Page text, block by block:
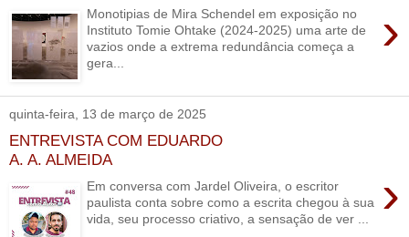
›
Monotipias de Mira Schendel em exposição no
Instituto Tomie Ohtake (2024-2025) uma arte de
vazios onde a extrema redundância começa a
gera...
quinta-feira, 13 de março de 2025
ENTREVISTA COM EDUARDO
A. A. ALMEIDA
›
Em conversa com Jardel Oliveira, o escritor
paulista conta sobre como a escrita chegou à sua
vida, seu processo criativo, a sensação de ver ...